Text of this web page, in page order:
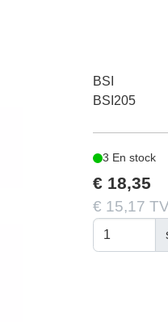
BSI
BSI205
3 En stock
€ 18,35
€ 15,17